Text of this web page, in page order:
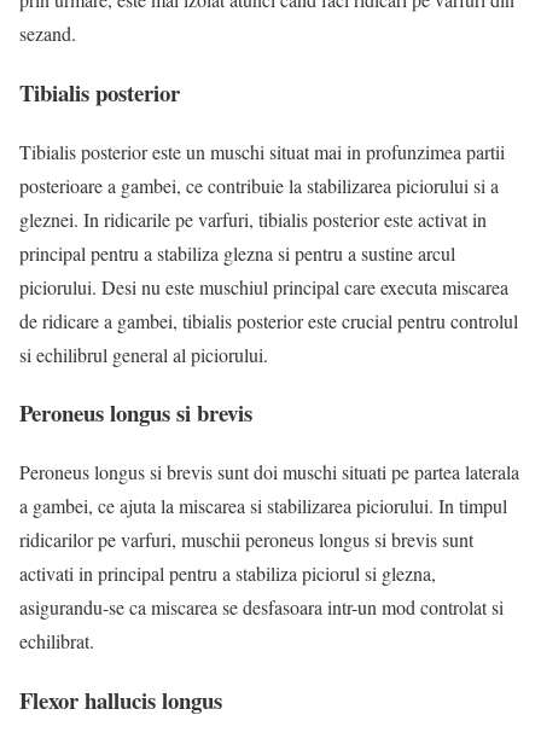
sezand.
Tibialis posterior
Tibialis posterior este un muschi situat mai in profunzimea partii
posterioare a gambei, ce contribuie la stabilizarea piciorului si a
gleznei. In ridicarile pe varfuri, tibialis posterior este activat in
principal pentru a stabiliza glezna si pentru a sustine arcul
piciorului. Desi nu este muschiul principal care executa miscarea
de ridicare a gambei, tibialis posterior este crucial pentru controlul
si echilibrul general al piciorului.
Peroneus longus si brevis
Peroneus longus si brevis sunt doi muschi situati pe partea laterala
a gambei, ce ajuta la miscarea si stabilizarea piciorului. In timpul
ridicarilor pe varfuri, muschii peroneus longus si brevis sunt
activati in principal pentru a stabiliza piciorul si glezna,
asigurandu-se ca miscarea se desfasoara intr-un mod controlat si
echilibrat.
Flexor hallucis longus